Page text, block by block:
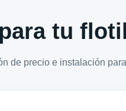
tu
de precio e instalación